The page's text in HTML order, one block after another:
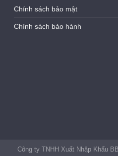
Chính sách bảo mật
Chính sách bảo hành
Công ty TNHH Xuất Nhập Khẩu